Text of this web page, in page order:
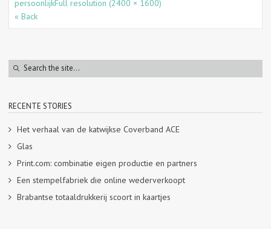
persoonlijkFull resolution (2400 × 1600)
« Back
RECENTE STORIES
Het verhaal van de katwijkse Coverband ACE
Glas
Print.com: combinatie eigen productie en partners
Een stempelfabriek die online wederverkoopt
Brabantse totaaldrukkerij scoort in kaartjes